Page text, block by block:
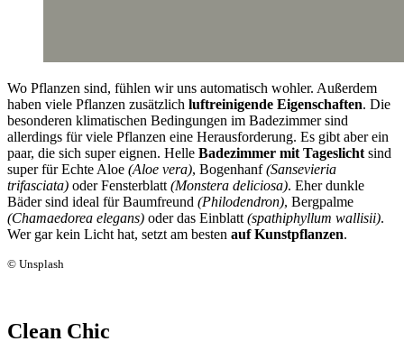
Wo Pflanzen sind, fühlen wir uns automatisch wohler. Außerdem
haben viele Pflanzen zusätzlich luftreinigende Eigenschaften. Die
besonderen klimatischen Bedingungen im Badezimmer sind
allerdings für viele Pflanzen eine Herausforderung. Es gibt aber ein
paar, die sich super eignen. Helle Badezimmer mit Tageslicht sind
super für Echte Aloe (Aloe vera), Bogenhanf(Sansevieria
trifasciata) oder Fensterblatt (Monstera deliciosa). Eher dunkle
Bäder sind ideal für Baumfreund (Philodendron), Bergpalme
(Chamaedorea elegans) oder das Einblatt (spathiphyllum wallisii).
Wer gar kein Licht hat, setzt am besten auf Kunstpflanzen.
© Unsplash
Clean Chic